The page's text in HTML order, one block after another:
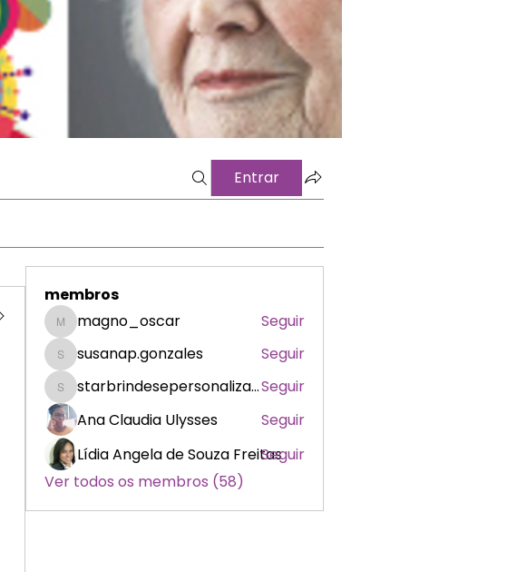
Entrar
membros
magno_oscar
magno_oscar Seguir
susanap.gonzales
susanap.gonzales Seguir
starbrindesepersonalizados starbrindesepersonalizadosSeguir
Ana Claudia Ulysses
Seguir
Lídia Angela de Souza FreitasSeguir
Ver todos os membros (58)